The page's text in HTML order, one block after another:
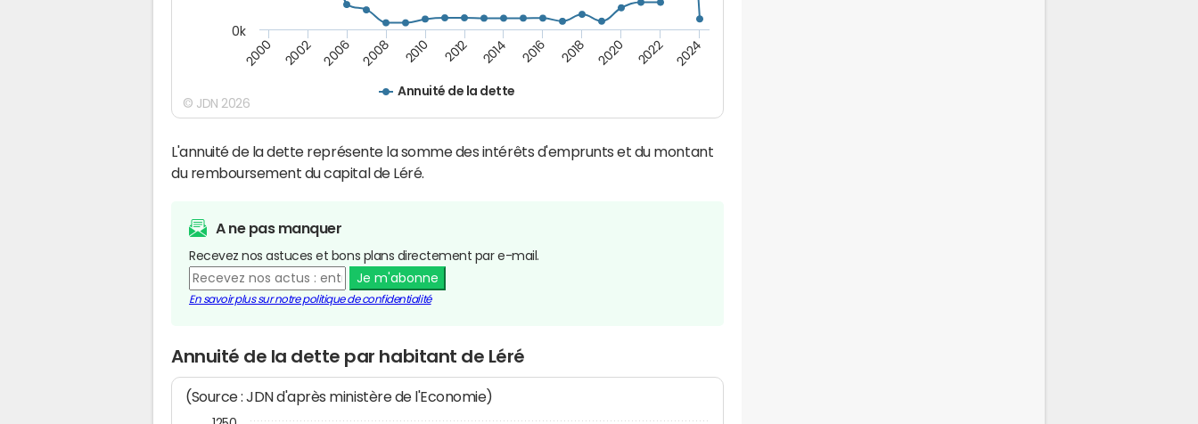
Annuité de la dette
2000 2002 2006 2008 2010 2012 2014 2016 2018 2020 2022 2024
0k
© JDN 2026
L'annuité de la dette représente la somme des intérêts d'emprunts et du montant
du remboursement du capital de Léré.
A ne pas manquer
Recevez nos astuces et bons plans directement par e-mail.
Je m'abonne
En savoir plus sur notre politique de confidentialité
Annuité de la dette par habitant de Léré
(Source : JDN d'après ministère de l'Economie)